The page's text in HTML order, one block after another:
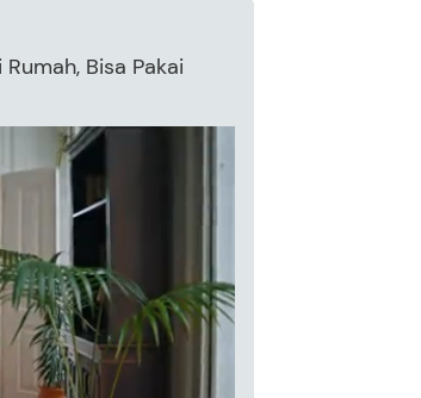
Bisa Pakai